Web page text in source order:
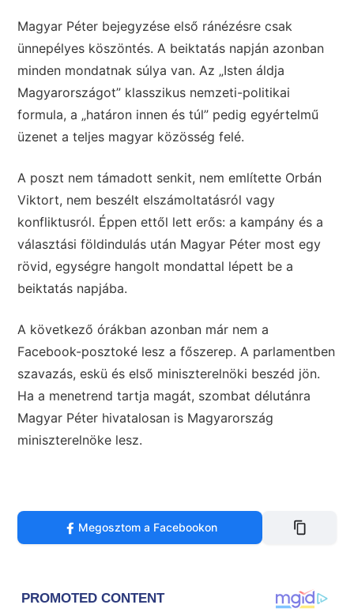
Magyar Péter bejegyzése első ránézésre csak
ünnepélyes köszöntés. A beiktatás napján azonban
minden mondatnak súlya van. Az „Isten áldja
Magyarországot” klasszikus nemzeti-politikai
formula, a „határon innen és túl” pedig egyértelmű
üzenet a teljes magyar közösség felé.
A poszt nem támadott senkit, nem említette Orbán
Viktort, nem beszélt elszámoltatásról vagy
konfliktusról. Éppen ettől lett erős: a kampány és a
választási földindulás után Magyar Péter most egy
rövid, egységre hangolt mondattal lépett be a
beiktatás napjába.
A következő órákban azonban már nem a
Facebook-posztoké lesz a főszerep. A parlamentben
szavazás, eskü és első miniszterelnöki beszéd jön.
Ha a menetrend tartja magát, szombat délutánra
Magyar Péter hivatalosan is Magyarország
miniszterelnöke lesz.
Megosztom a Facebookon